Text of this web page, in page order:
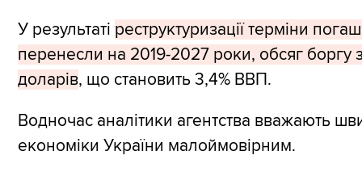
У результаті реструктуризації терміни
перенесли на 2019-2027 роки, обсяг боргу
доларів, що становить 3,4% ВВП.
Водночас аналітики агентства вважають
економіки України малоймовірним.